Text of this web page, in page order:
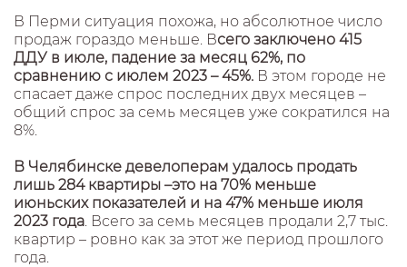
В Перми ситуация похожа, но абсолютное число
продаж гораздо меньше. Всего заключено 415
ДДУ в июле, падение за месяц 62%, по
сравнению с июлем 2023 – 45%. В этом городе не
спасает даже спрос последних двух месяцев –
общий спрос за семь месяцев уже сократился на
8%.
В Челябинске девелоперам удалось продать
лишь 284 квартиры –это на 70% меньше
июньских показателей и на 47% меньше июля
2023 года. Всего за семь месяцев продали 2,7 тыс.
квартир – ровно как за этот же период прошлого
года.